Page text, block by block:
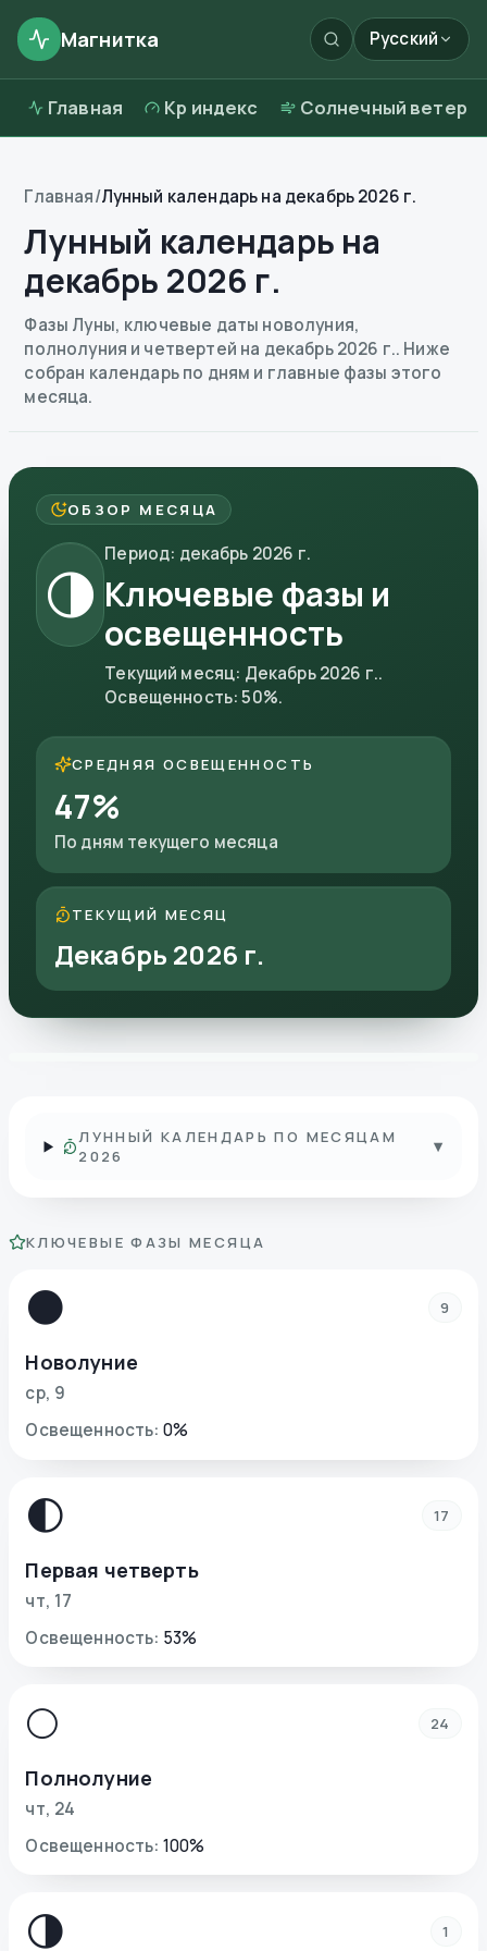
Магнитка Русский
Главная Kp индекс Солнечный ветер
Главная/Лунный календарь на декабрь 2026 г.
Лунный календарь на
декабрь 2026 г.
Фазы Луны, ключевые даты новолуния,
полнолуния и четвертей на декабрь 2026 г.. Ниже
собран календарь по дням и главные фазы этого
месяца.
ОБЗОР МЕСЯЦА
🌗
Период: декабрь 2026 г.
Ключевые фазы и
освещенность
Текущий месяц: Декабрь 2026 г..
Освещенность:50%.
СРЕДНЯЯ ОСВЕЩЕННОСТЬ
47%
По дням текущего месяца
ТЕКУЩИЙ МЕСЯЦ
Декабрь 2026 г.
ЛУННЫЙ КАЛЕНДАРЬ ПО МЕСЯЦАМ
2026
▾
КЛЮЧЕВЫЕ ФАЗЫ МЕСЯЦА
🌑 9
Новолуние
ср, 9
Освещенность: 0%
🌓 17
Первая четверть
чт, 17
Освещенность: 53%
🌕 24
Полнолуние
чт, 24
Освещенность: 100%
🌗 1